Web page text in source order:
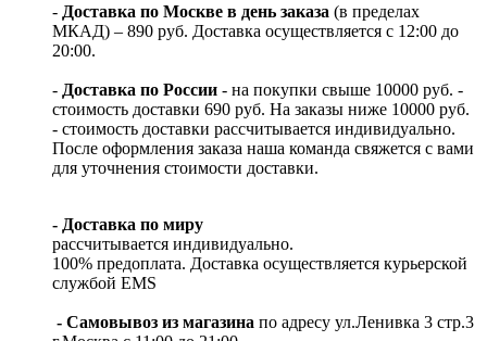
- Доставка по Москве в день заказа (в пределах
МКАД) – 890 руб. Доставка осуществляется с 12:00 до
20:00.
- Доставка по России - на покупки свыше 10000 руб. -
стоимость доставки 690 руб. На заказы ниже 10000 руб.
- стоимость доставки рассчитывается индивидуально.
После оформления заказа наша команда свяжется с вами
для уточнения стоимости доставки.
- Доставка по миру
рассчитывается индивидуально.
100% предоплата. Доставка осуществляется курьерской
службой EMS
- Самовывоз из магазина по адресу ул.Ленивка 3 стр.3